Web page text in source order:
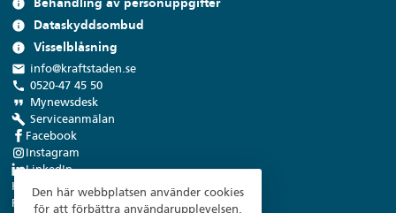
info Behandling av personuppgifter
info Dataskyddsombud
info Visselblåsning
local_post_office info@kraftstaden.se
call 0520-47 45 50
format_quote Mynewsdesk
build Serviceanmälan
Facebook
Instagram
LinkedIn
Kraftstaden Fastigheter Trollhättan AB
Flygfältsvägen 9, 461 38 Trollhättan
Den här webbplatsen använder cookies
för att förbättra användarupplevelsen.